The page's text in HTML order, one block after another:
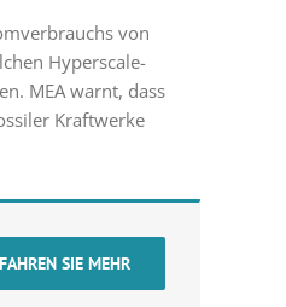
von
Hyperscale-
MEA warnt, dass
Kraftwerke
SIE MEHR